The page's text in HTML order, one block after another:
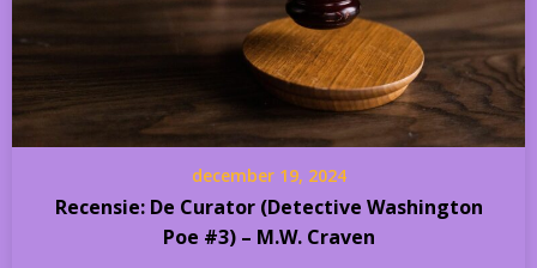
december 19, 2024
Recensie: De Curator (Detective Washington
Poe #3) – M.W. Craven